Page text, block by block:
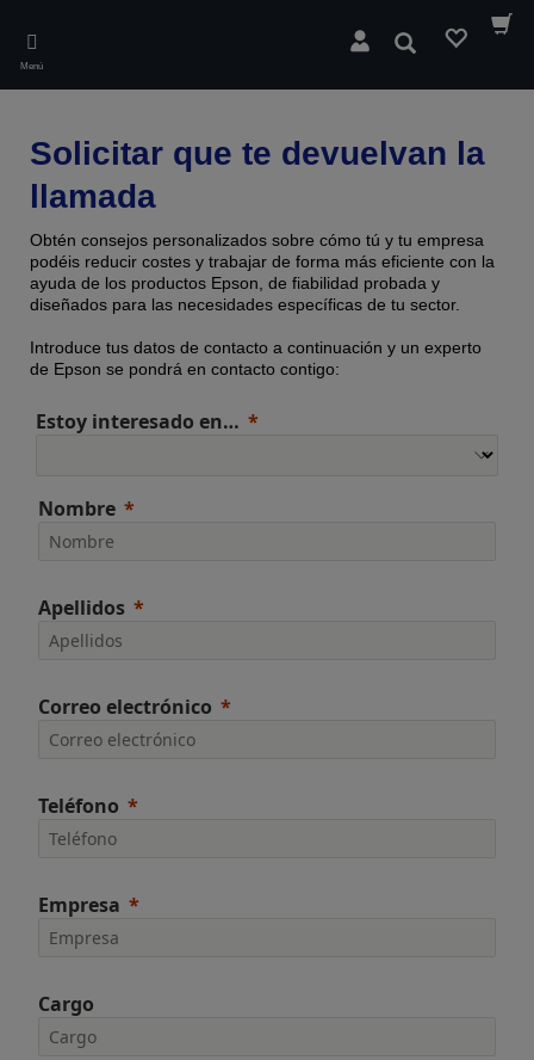
main
content
Menú
Buscar
Solicitar que te devuelvan la
llamada
Obtén consejos personalizados sobre cómo tú y tu empresa
podéis reducir costes y trabajar de forma más eficiente con la
ayuda de los productos Epson, de fiabilidad probada y
diseñados para las necesidades específicas de tu sector.
Introduce tus datos de contacto a continuación y un experto
de Epson se pondrá en contacto contigo:
Estoy interesado en…
Nombre
Apellidos
Correo electrónico
Teléfono
Empresa
Cargo